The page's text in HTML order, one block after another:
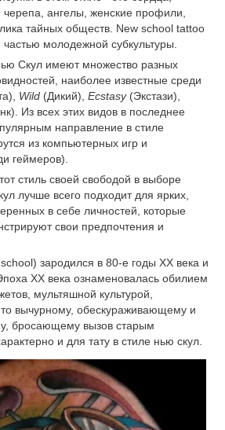
черепа, ангелы, женские профили,
тайных обществ. New school tattoo
молодежной субкультуры.
Скул имеют множество разных
наиболее известные среди
Wild (Дикий), Ecstasy (Экстази),
Из всех этих видов в последнее
направление в стиле
из компьютерных игр и
геймеров).
стиль своей свободой в выборе
лучше всего подходит для ярких,
в себе личностей, которые
свои предпочтения и
зародился в 80-е годы XX века и
XX века ознаменовалась обилием
мультяшной культурой,
вычурному, обескураживающему и
бросающему вызов старым
и для тату в стиле нью скул.